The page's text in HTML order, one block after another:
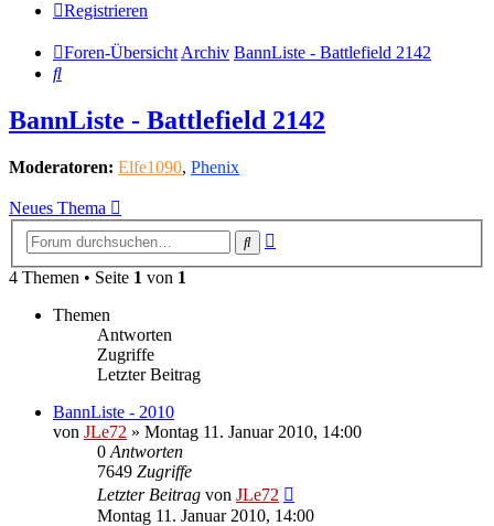
Registrieren
Foren-ÜbersichtArchiv BannListe - Battlefield 2142
Suche
BannListe - Battlefield 2142
Moderatoren: Elfe1090, Phenix
Neues Thema
Suche
4 Themen • Seite 1 von 1
Themen
Antworten
Zugriffe
Letzter Beitrag
BannListe - 2010
von JLe72 » Montag 11. Januar 2010, 14:00
0 Antworten
7649 Zugriffe
Letzter Beitrag von JLe72
Montag 11. Januar 2010, 14:00